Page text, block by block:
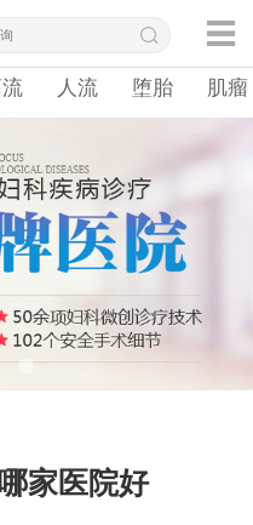
人流 堕胎 肌瘤
家医院好